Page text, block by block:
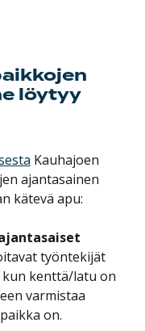
löytyy
Kauhajoen
ajantasainen
kätevä apu:
työntekijät
kun kenttä/latu on
varmistaa
on.